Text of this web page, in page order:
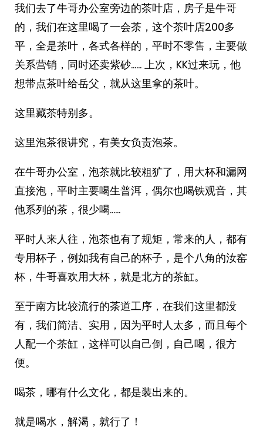
我们去了牛哥办公室旁边的茶叶店，房子是牛哥
的，我们在这里喝了一会茶，这个茶叶店200多
平，全是茶叶，各式各样的，平时不零售，主要做
关系营销，同时还卖紫砂…… 上次，KK过来玩，他
想带点茶叶给岳父，就从这里拿的茶叶。
这里藏茶特别多。
这里泡茶很讲究，有美女负责泡茶。
在牛哥办公室，泡茶就比较粗犷了，用大杯和漏网
直接泡，平时主要喝生普洱，偶尔也喝铁观音，其
他系列的茶，很少喝……
平时人来人往，泡茶也有了规矩，常来的人，都有
专用杯子，例如我有自己的杯子，是个八角的汝窑
杯，牛哥喜欢用大杯，就是北方的茶缸。
至于南方比较流行的茶道工序，在我们这里都没
有，我们简洁、实用，因为平时人太多，而且每个
人配一个茶缸，这样可以自己倒，自己喝，很方
便。
喝茶，哪有什么文化，都是装出来的。
就是喝水，解渴，就行了！